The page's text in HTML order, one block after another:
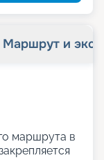
Маршрут и
маршрута в